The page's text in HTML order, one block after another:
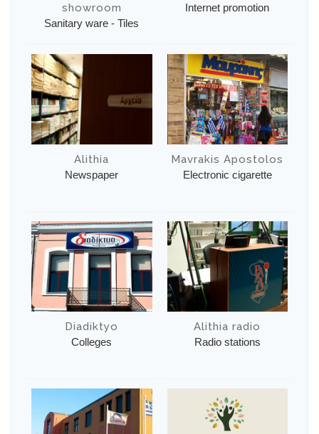
showroom
Sanitary ware - Tiles
Internet promotion
Alithia
Newspaper
Mavrakis Apostolos
Electronic cigarette
Diadiktyo
Colleges
Alithia radio
Radio stations